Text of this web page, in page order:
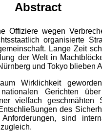
Abstract
Offiziere wegen
organisierte
Lange Zeit
der Welt in
und Tokyo blieben
Wirklichkeit
Gerichten
vielfach geschmähten
des
sind